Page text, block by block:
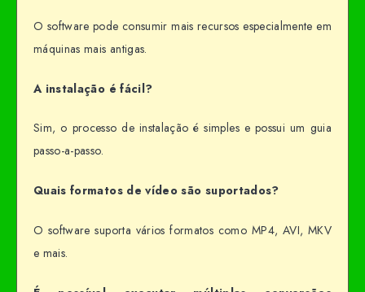
O software pode consumir mais recursos especialmente em
máquinas mais antigas.
A instalação é fácil?
Sim, o processo de instalação é simples e possui um guia
passo-a-passo.
Quais formatos de vídeo são suportados?
O software suporta vários formatos como MP4, AVI, MKV
e mais.